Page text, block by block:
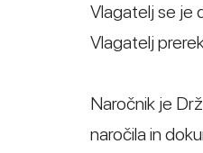
Vlagatelj se je
Vlagatelj
Naročnik je
naročila in